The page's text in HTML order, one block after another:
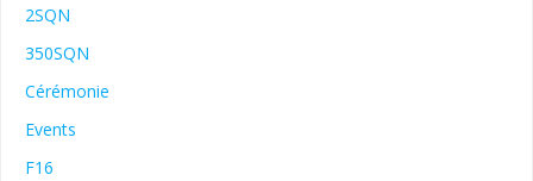
2SQN
350SQN
Cérémonie
Events
F16